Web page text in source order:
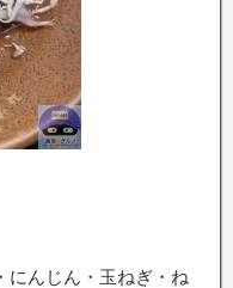
にんじん・玉ねぎ・ね